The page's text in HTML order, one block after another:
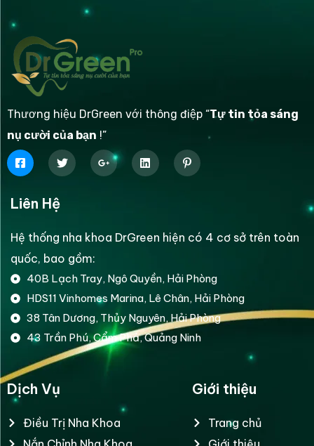
Thương hiệu DrGreen với thông điệp “Tự tin tỏa sáng
nụ cười của bạn !”
Liên Hệ
Hệ thống nha khoa DrGreen hiện có 4 cơ sở trên toàn
quốc, bao gồm:
40B Lạch Tray, Ngô Quyền, Hải Phòng
HDS11 Vinhomes Marina, Lê Chân, Hải Phòng
38 Tân Dương, Thủy Nguyên, Hải Phòng
43 Trần Phú, Cẩm Phả, Quảng Ninh
Dịch Vụ
Điều Trị Nha Khoa
Giới thiệu
Trang chủ